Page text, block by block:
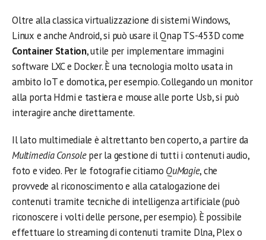
Oltre alla classica virtualizzazione di sistemi Windows,
Linux e anche Android, si può usare il Qnap TS-453D come
Container Station, utile per implementare immagini
software LXC e Docker. È una tecnologia molto usata in
ambito IoT e domotica, per esempio. Collegando un monitor
alla porta Hdmi e tastiera e mouse alle porte Usb, si può
interagire anche direttamente.
Il lato multimediale è altrettanto ben coperto, a partire da
Multimedia Consoleper la gestione di tutti i contenuti audio,
foto e video. Per le fotografie citiamo QuMagie, che
provvede al riconoscimento e alla catalogazione dei
contenuti tramite tecniche di intelligenza artificiale (può
riconoscere i volti delle persone, per esempio). È possibile
effettuare lo streaming di contenuti tramite Dlna, Plex o